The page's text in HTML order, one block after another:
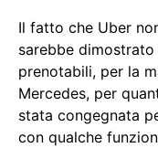
Il fatto che Uber
sarebbe
prenotabili, per la
Mercedes, per
stata congegnata
con qualche